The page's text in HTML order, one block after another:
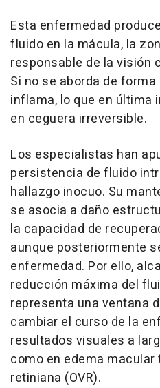
Esta enfermedad
fluido en la mácula, la
responsable de la visión
Si no se aborda de
inflama, lo que en última
en ceguera irreversible.
Los especialistas han
persistencia de fluido
hallazgo inocuo. Su
se asocia a daño
la capacidad de
aunque posteriormente
enfermedad. Por ello,
reducción máxima del
representa una ventana
cambiar el curso de la
resultados visuales a
como en edema
retiniana (OVR).